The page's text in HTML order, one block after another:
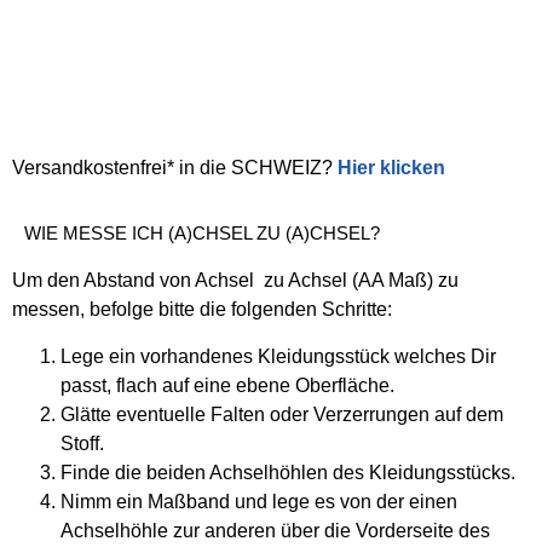
Versandkostenfrei* in die SCHWEIZ? Hier klicken
WIE MESSE ICH (A)CHSEL ZU (A)CHSEL?
Um den Abstand von Achsel zu Achsel (AA Maß) zu
messen, befolge bitte die folgenden Schritte:
Lege ein vorhandenes Kleidungsstück welches Dir
passt, flach auf eine ebene Oberfläche.
Glätte eventuelle Falten oder Verzerrungen auf dem
Stoff.
Finde die beiden Achselhöhlen des Kleidungsstücks.
Nimm ein Maßband und lege es von der einen
Achselhöhle zur anderen über die Vorderseite des